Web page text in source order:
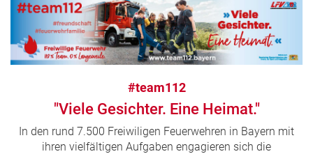
#team112
"Viele Gesichter. Eine Heimat."
In den rund 7.500 Freiwiligen Feuerwehren in Bayern mit
ihren vielfältigen Aufgaben engagieren sich die